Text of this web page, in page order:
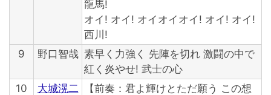
龍馬!
オイ! オイ! オイオイオイ! オイ! オイ!
西川!
9
野口智哉 素早く力強く 先陣を切れ 激闘の中で
紅く炎やせ! 武士の心
10
大城滉二
【前奏：君よ輝けとただ願う この想